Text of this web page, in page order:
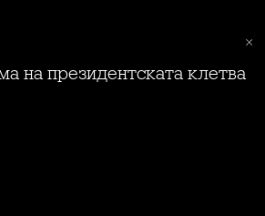
на президентската клетва